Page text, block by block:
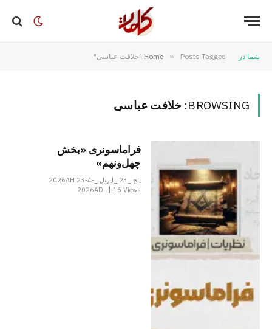
شما در Home » Posts Tagged "خلافت عباسی"
BROWSING: خلافت عباسی
فراماسونری «بخش
چهل‌ونهم»
پنج _23 _اپریل _2026AH 23-4-
2026AD
16Views